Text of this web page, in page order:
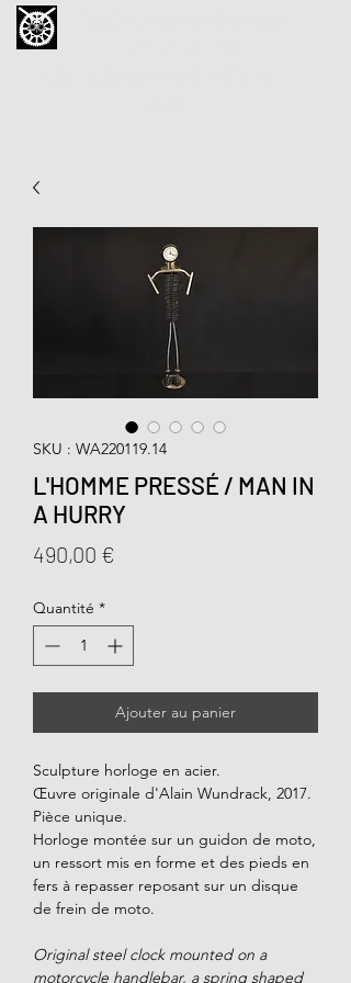
SKU : WA220119.14
L'HOMME PRESSÉ / MAN IN
A HURRY
490,00 €
Quantité *
Ajouter au panier
Sculpture horloge en acier.
Œuvre originale d'Alain Wundrack, 2017.
Pièce unique.
Horloge montée sur un guidon de moto,
un ressort mis en forme et des pieds en
fers à repasser reposant sur un disque
de frein de moto.
Original steel clock mounted on a
motorcycle handlebar, a spring shaped